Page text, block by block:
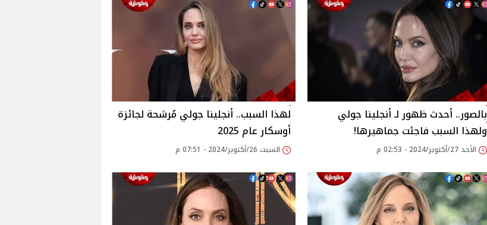
بالصور.. أحدث ظهور لـ أنجلينا جولي
ولهذا السبب فاجئت جماهيرها!
الأحد 27/أكتوبر/2024 - 02:53 م
لهذا السبب.. أنجلينا جولي مُرشحة لجائزة
أوسكار عام 2025
السبت 26/أكتوبر/2024 - 07:51 م